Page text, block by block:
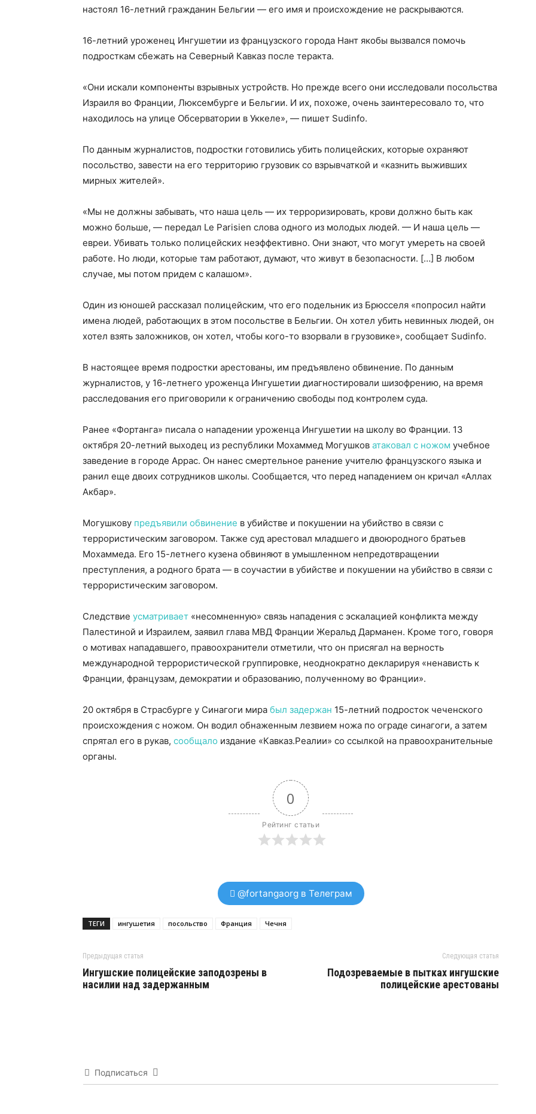
настоял 16-летний гражданин Бельгии — его имя и происхождение не раскрываются.
16-летний уроженец Ингушетии из французского города Нант якобы вызвался помочь
подросткам сбежать на Северный Кавказ после теракта.
«Они искали компоненты взрывных устройств. Но прежде всего они исследовали посольства
Израиля во Франции, Люксембурге и Бельгии. И их, похоже, очень заинтересовало то, что
находилось на улице Обсерватории в Уккеле», — пишет Sudinfo.
По данным журналистов, подростки готовились убить полицейских, которые охраняют
посольство, завести на его территорию грузовик со взрывчаткой и «казнить выживших
мирных жителей».
«Мы не должны забывать, что наша цель — их терроризировать, крови должно быть как
можно больше, — передал Le Parisien слова одного из молодых людей. — И наша цель —
евреи. Убивать только полицейских неэффективно. Они знают, что могут умереть на своей
работе. Но люди, которые там работают, думают, что живут в безопасности. […] В любом
случае, мы потом придем с калашом».
Один из юношей рассказал полицейским, что его подельник из Брюсселя «попросил найти
имена людей, работающих в этом посольстве в Бельгии. Он хотел убить невинных людей, он
хотел взять заложников, он хотел, чтобы кого-то взорвали в грузовике», сообщает Sudinfo.
В настоящее время подростки арестованы, им предъявлено обвинение. По данным
журналистов, у 16-летнего уроженца Ингушетии диагностировали шизофрению, на время
расследования его приговорили к ограничению свободы под контролем суда.
Ранее «Фортанга» писала о нападении уроженца Ингушетии на школу во Франции. 13
октября 20-летний выходец из республики Мохаммед Могушков атаковал с ножом учебное
заведение в городе Аррас. Он нанес смертельное ранение учителю французского языка и
ранил еще двоих сотрудников школы. Сообщается, что перед нападением он кричал «Аллах
Акбар».
Могушкову предъявили обвинение в убийстве и покушении на убийство в связи с
террористическим заговором. Также суд арестовал младшего и двоюродного братьев
Мохаммеда. Его 15-летнего кузена обвиняют в умышленном непредотвращении
преступления, а родного брата — в соучастии в убийстве и покушении на убийство в связи с
террористическим заговором.
Следствие усматривает «несомненную» связь нападения с эскалацией конфликта между
Палестиной и Израилем, заявил глава МВД Франции Жеральд Дарманен. Кроме того, говоря
о мотивах нападавшего, правоохранители отметили, что он присягал на верность
международной террористической группировке, неоднократно декларируя «ненависть к
Франции, французам, демократии и образованию, полученному во Франции».
20 октября в Страсбурге у Синагоги мира был задержан 15-летний подросток чеченского
происхождения с ножом. Он водил обнаженным лезвием ножа по ограде синагоги, а затем
спрятал его в рукав, сообщало издание «Кавказ.Реалии» со ссылкой на правоохранительные
органы.
0
Рейтинг статьи
@fortangaorg в Телеграм
ТЕГИ ингушетия посольство Франция Чечня
Предыдущая статья
Ингушские полицейские заподозрены в
насилии над задержанным
Следующая статья
Подозреваемые в пытках ингушские
полицейские арестованы
Подписаться